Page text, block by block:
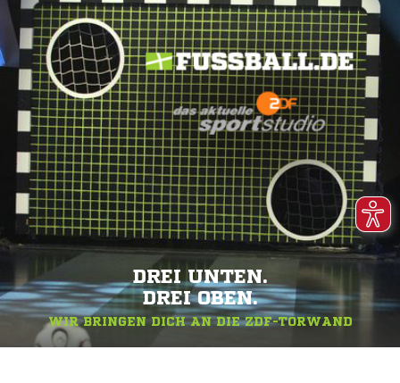
DREI UNTEN.
DREI OBEN.
WIR BRINGEN DICH AN DIE ZDF-TORWAND